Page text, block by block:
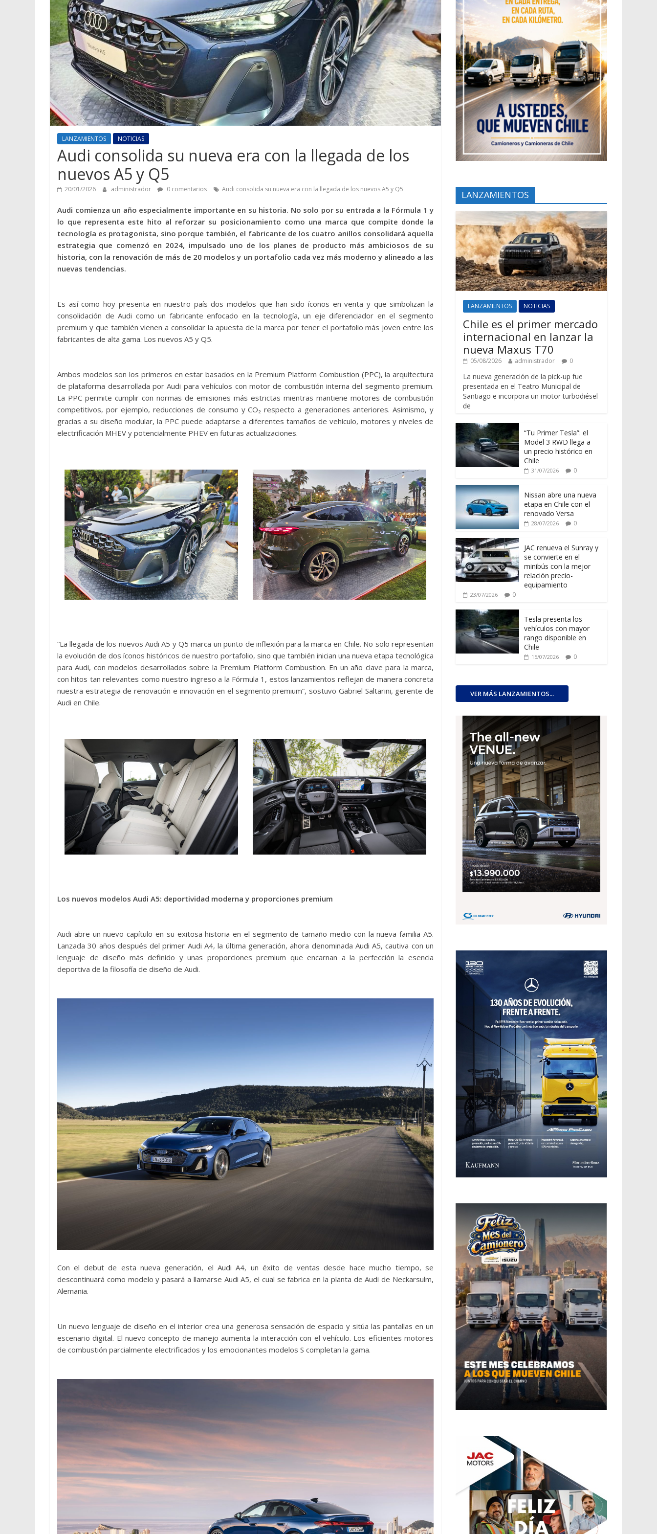
LANZAMIENTOS NOTICIAS
Audi consolida su nueva era con la llegada de los
nuevos A5 y Q5
20/01/2026 administrador 0 comentarios Audi consolida su nueva era con la llegada de los nuevos A5 y Q5
Audi comienza un año especialmente importante en su historia. No solo por su entrada a la Fórmula 1 y
lo que representa este hito al reforzar su posicionamiento como una marca que compite donde la
tecnología es protagonista, sino porque también, el fabricante de los cuatro anillos consolidará aquella
estrategia que comenzó en 2024, impulsado uno de los planes de producto más ambiciosos de su
historia, con la renovación de más de 20 modelos y un portafolio cada vez más moderno y alineado a las
nuevas tendencias.
Es así como hoy presenta en nuestro país dos modelos que han sido íconos en venta y que simbolizan la
consolidación de Audi como un fabricante enfocado en la tecnología, un eje diferenciador en el segmento
premium y que también vienen a consolidar la apuesta de la marca por tener el portafolio más joven entre los
fabricantes de alta gama. Los nuevos A5 y Q5.
Ambos modelos son los primeros en estar basados en la Premium Platform Combustion (PPC), la arquitectura
de plataforma desarrollada por Audi para vehículos con motor de combustión interna del segmento premium.
La PPC permite cumplir con normas de emisiones más estrictas mientras mantiene motores de combustión
competitivos, por ejemplo, reducciones de consumo y CO₂ respecto a generaciones anteriores. Asimismo, y
gracias a su diseño modular, la PPC puede adaptarse a diferentes tamaños de vehículo, motores y niveles de
electrificación MHEV y potencialmente PHEV en futuras actualizaciones.
“La llegada de los nuevos Audi A5 y Q5 marca un punto de inflexión para la marca en Chile. No solo representan
la evolución de dos íconos históricos de nuestro portafolio, sino que también inician una nueva etapa tecnológica
para Audi, con modelos desarrollados sobre la Premium Platform Combustion. En un año clave para la marca,
con hitos tan relevantes como nuestro ingreso a la Fórmula 1, estos lanzamientos reflejan de manera concreta
nuestra estrategia de renovación e innovación en el segmento premium”, sostuvo Gabriel Saltarini, gerente de
Audi en Chile.
Los nuevos modelos Audi A5: deportividad moderna y proporciones premium
Audi abre un nuevo capítulo en su exitosa historia en el segmento de tamaño medio con la nueva familia A5.
Lanzada 30 años después del primer Audi A4, la última generación, ahora denominada Audi A5, cautiva con un
lenguaje de diseño más definido y unas proporciones premium que encarnan a la perfección la esencia
deportiva de la filosofía de diseño de Audi.
Con el debut de esta nueva generación, el Audi A4, un éxito de ventas desde hace mucho tiempo, se
descontinuará como modelo y pasará a llamarse Audi A5, el cual se fabrica en la planta de Audi de Neckarsulm,
Alemania.
Un nuevo lenguaje de diseño en el interior crea una generosa sensación de espacio y sitúa las pantallas en un
escenario digital. El nuevo concepto de manejo aumenta la interacción con el vehículo. Los eficientes motores
de combustión parcialmente electrificados y los emocionantes modelos S completan la gama.
LANZAMIENTOS
LANZAMIENTOS NOTICIAS
Chile es el primer mercado
internacional en lanzar la
nueva Maxus T70
05/08/2026 administrador 0
La nueva generación de la pick-up fue
presentada en el Teatro Municipal de
Santiago e incorpora un motor turbodiésel
de
“Tu Primer Tesla”: el
Model 3 RWD llega a
un precio histórico en
Chile
31/07/2026 0
Nissan abre una nueva
etapa en Chile con el
renovado Versa
28/07/2026 0
JAC renueva el Sunray y
se convierte en el
minibús con la mejor
relación precio-
equipamiento
23/07/2026 0
Tesla presenta los
vehículos con mayor
rango disponible en
Chile
15/07/2026 0
VER MÁS LANZAMIENTOS...